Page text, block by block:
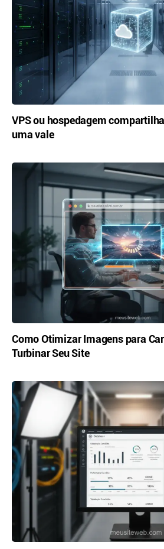
VPS ou hospedagem
uma vale
Como Otimizar Imagens para
Turbinar Seu Site